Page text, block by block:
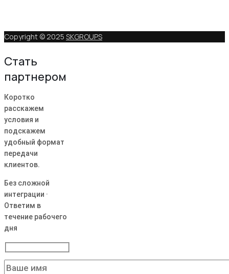
Copyright © 2025 SKGROUPS
Стать
партнером
Коротко
расскажем
условия и
подскажем
удобный формат
передачи
клиентов.
Без сложной
интеграции ·
Ответим в
течение рабочего
дня